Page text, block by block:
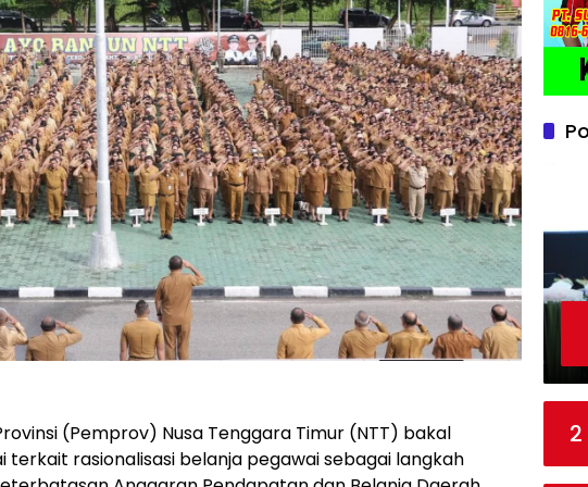
(Pemprov) Nusa Tenggara Timur (NTT) bakal
terkait rasionalisasi belanja pegawai sebagai langkah
2